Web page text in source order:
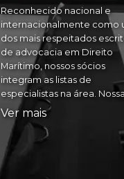
Reconhecido nacional e
internacionalmente como
dos mais respeitados
de advocacia em Direito
Marítimo, nossos sócios
integram as listas de
especialistas na área.
Ver mais